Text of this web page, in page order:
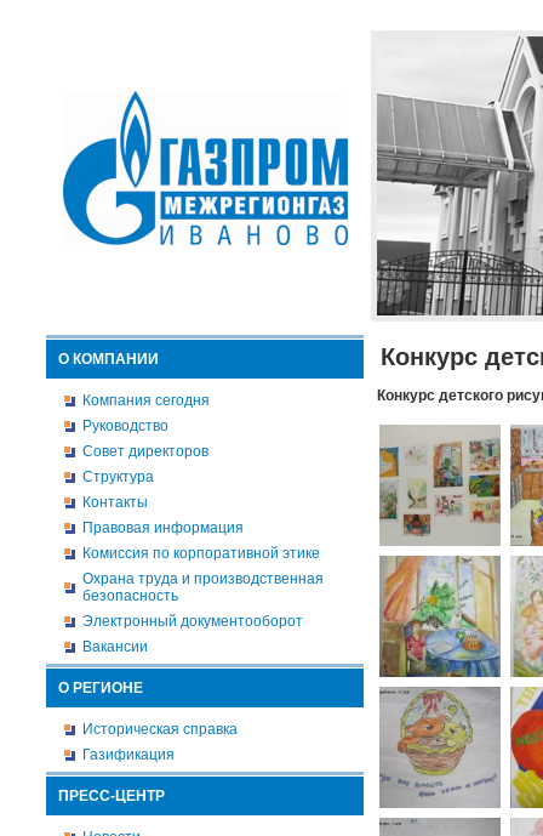
О КОМПАНИИ
Компания сегодня
Руководство
Совет директоров
Структура
Контакты
Правовая информация
Комиссия по корпоративной этике
Охрана труда и производственная
безопасность
Электронный документооборот
Вакансии
О РЕГИОНЕ
Историческая справка
Газификация
ПРЕСС-ЦЕНТР
Конкурс
Конкурс детского